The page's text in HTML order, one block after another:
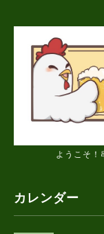
ようこそ
カレンダー